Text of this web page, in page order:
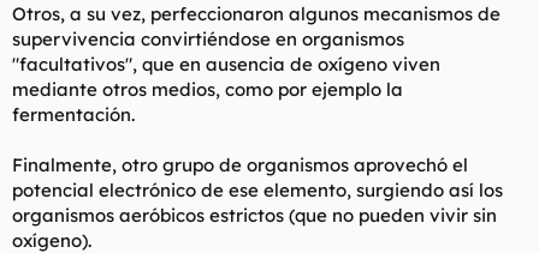
Otros, a su vez, perfeccionaron algunos mecanismos de
supervivencia convirtiéndose en organismos
"facultativos", que en ausencia de oxígeno viven
mediante otros medios, como por ejemplo la
fermentación.
Finalmente, otro grupo de organismos aprovechó el
potencial electrónico de ese elemento, surgiendo así los
organismos aeróbicos estrictos (que no pueden vivir sin
oxígeno).